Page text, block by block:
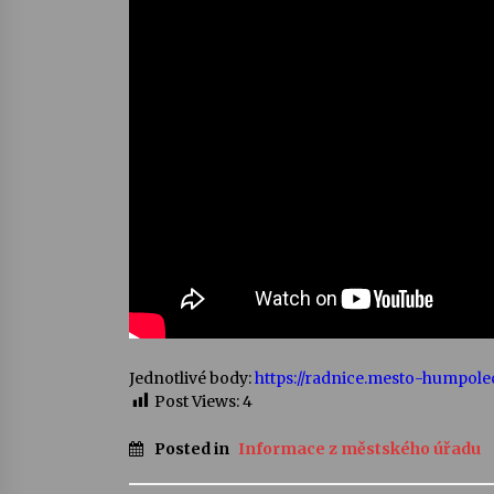
Jednotlivé body:https://radnice.mesto-
Post Views:4
Posted in Informace z městského úřadu